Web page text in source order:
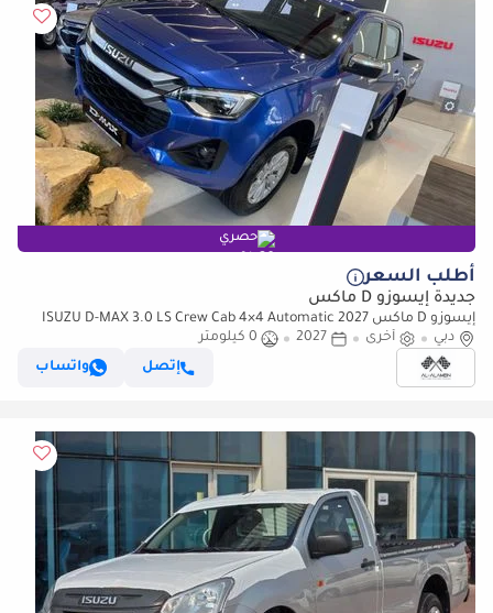
حصري
أطلب السعر
جديدة إيسوزو D ماكس
إيسوزو D ماكس ISUZU D-MAX 3.0 LS Crew Cab 4×4 Automatic 2027
دبي
أخرى 2027
0 كيلومتر
إتصل
واتساب